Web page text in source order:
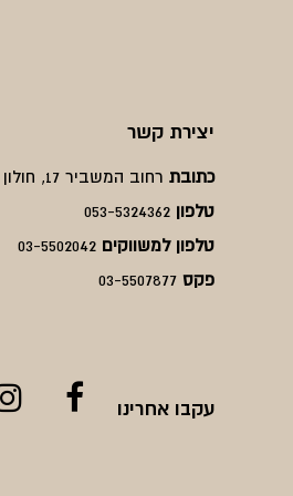
יצירת קשר
כתובת רחוב המשביר 17, חולון
טלפון 053-5324362
טלפון למשווקים 03-5502042
פקס03-5507877
עקבו אחרינו